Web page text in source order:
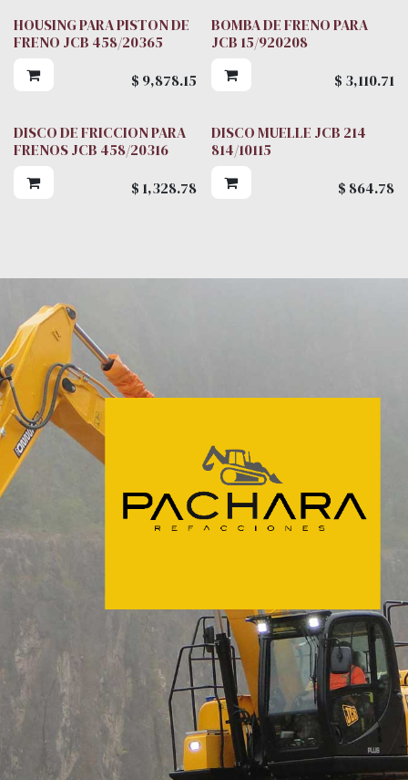
HOUSING PARA PISTON DE
FRENO JCB 458/20365
$ 9,878.15
BOMBA DE FRENO PARA
JCB 15/920208
$ 3,110.71
DISCO DE FRICCION PARA
FRENOS JCB 458/20316
$ 1,328.78
DISCO MUELLE JCB 214
814/10115
$ 864.78